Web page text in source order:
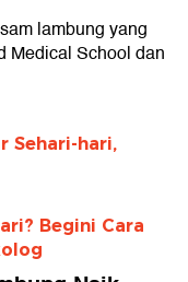
lambung yang
Medical School dan
Sehari-hari,
Begini Cara